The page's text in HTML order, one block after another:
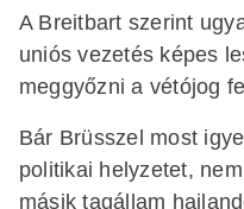
A Breitbart szerint
uniós vezetés képes
meggyőzni a vétójog
Bár Brüsszel most
politikai helyzetet,
másik tagállam